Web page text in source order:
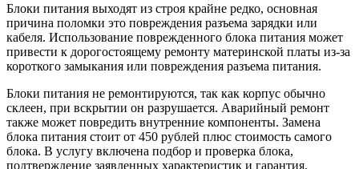
Блоки питания выходят из строя крайне редко, основная
причина поломки это повреждения разъема зарядки или
кабеля. Использование поврежденного блока питания может
привести к дорогостоящему ремонту материнской платы из-за
короткого замыкания или повреждения разъема питания.
Блоки питания не ремонтируются, так как корпус обычно
склеен, при вскрытии он разрушается. Аварийный ремонт
также может повредить внутренние компоненты. Замена
блока питания стоит от 450 рублей плюс стоимость самого
блока. В услугу включена подбор и проверка блока,
подтверждение заявленных характеристик и гарантия.